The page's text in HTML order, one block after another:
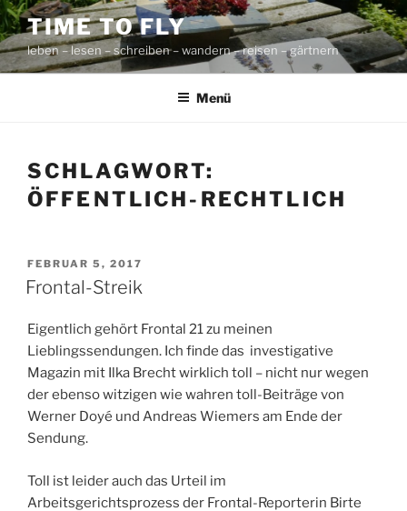
Zum
Inhalt
springen
TIME TO FLY
leben – lesen – schreiben – wandern – reisen – gärtnern
Menü
SCHLAGWORT:
ÖFFENTLICH-RECHTLICH
VERÖFFENTLICHT
AM
FEBRUAR 5, 2017
Frontal-Streik
Eigentlich gehört Frontal 21 zu meinen
Lieblingssendungen. Ich finde das investigative
Magazin mit Ilka Brecht wirklich toll – nicht nur wegen
der ebenso witzigen wie wahren toll-Beiträge von
Werner Doyé und Andreas Wiemers am Ende der
Sendung.
Toll ist leider auch das Urteil im
Arbeitsgerichtsprozess der Frontal-Reporterin Birte